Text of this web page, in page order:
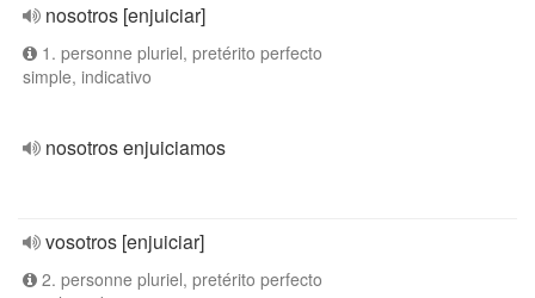
nosotros [enjuiciar]
1. personne pluriel, pretérito perfecto
simple, indicativo
nosotros enjuiciamos
vosotros [enjuiciar]
2. personne pluriel, pretérito perfecto